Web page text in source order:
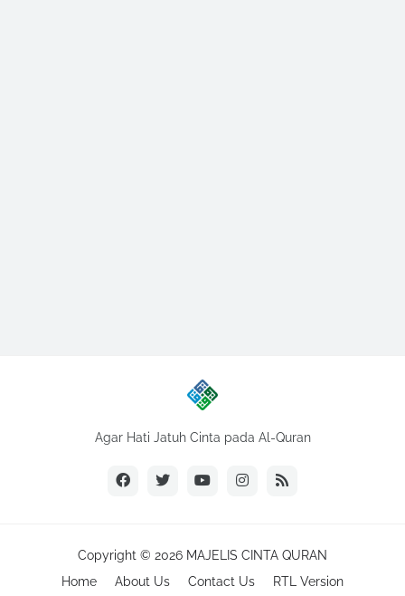
Agar Hati Jatuh Cinta pada Al-Quran
Copyright © 2026 MAJELIS CINTA QURAN
Home
About Us Contact Us RTL Version